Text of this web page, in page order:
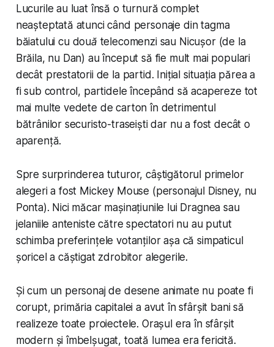
Lucurile au luat însă o turnură complet
neașteptată atunci când personaje din tagma
băiatului cu două telecomenzisau Nicușor (de la
Brăila, nu Dan) au început să fie mult mai populari
decât prestatorii de la partid. Inițial situația părea a
fi sub control, partidele începând să acapereze tot
mai multe vedete de carton în detrimentul
bătrânilor securisto-traseiști dar nu a fost decât o
aparență.
Spre surprinderea tuturor, câștigătorul primelor
alegeri a fost Mickey Mouse (personajul Disney, nu
Ponta). Nici măcar mașinațiunile lui Dragnea sau
jelaniile anteniste către spectatori nu au putut
schimba preferințele votanților așa că simpaticul
șoricel a căștigat zdrobitor alegerile.
Și cum un personaj de desene animate nu poate fi
corupt, primăria capitalei a avut în sfârșit bani să
realizeze toate proiectele. Orașul era în sfârșit
modern și îmbelșugat, toată lumea era fericită.